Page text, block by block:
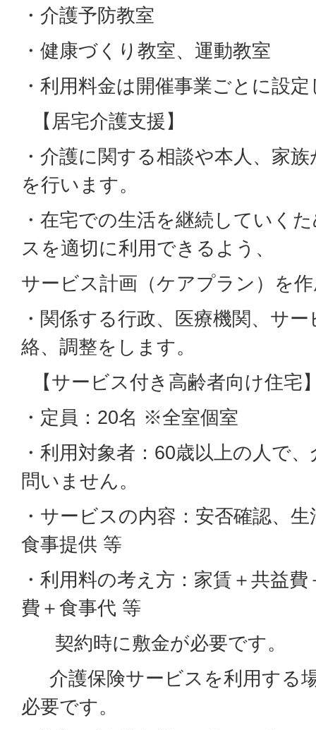
・介護予防教室
・健康づくり教室、運動教室
・利用料金は開催事業ごとに設
【居宅介護支援】
・介護に関する相談や本人、家
を行います。
・在宅での生活を継続していく
スを適切に利用できるよう、
サービス計画（ケアプラン）を
・関係する行政、医療機関、サ
絡、調整をします。
【サービス付き高齢者向け住宅
・定員：20名 ※全室個室
・利用対象者：60歳以上の人で
問いません。
・サービスの内容：安否確認、
食事提供 等
・利用料の考え方：家賃＋共益
費＋食事代 等
契約時に敷金が必要です。
介護保険サービスを利用する
必要です。